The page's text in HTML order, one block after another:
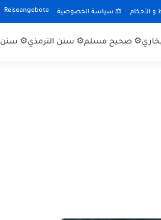
الأحكام ⚖ سياسة الخصوصية Reiseangebote
⚙ صحيح مسلم⚙ سنن الترمذي⚙ سنن